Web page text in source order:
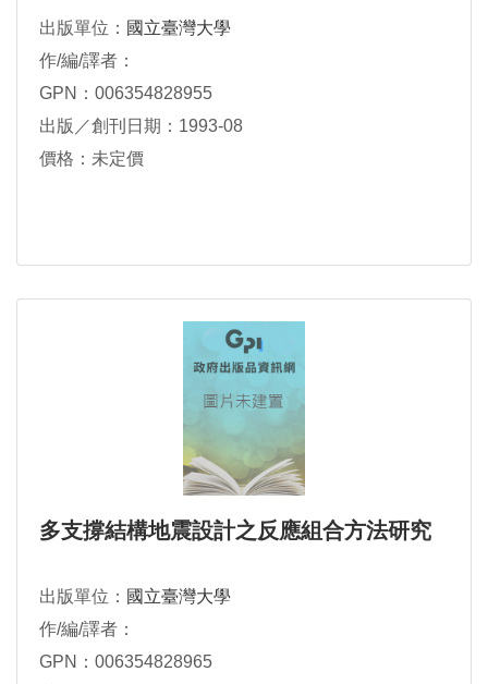
出版單位： 國立臺灣大學
作/編/譯者：
GPN：006354828955
出版／創刊日期：1993-08
價格：未定價
多支撐結構地震設計之反應組合方法研究
出版單位： 國立臺灣大學
作/編/譯者：
GPN：006354828965